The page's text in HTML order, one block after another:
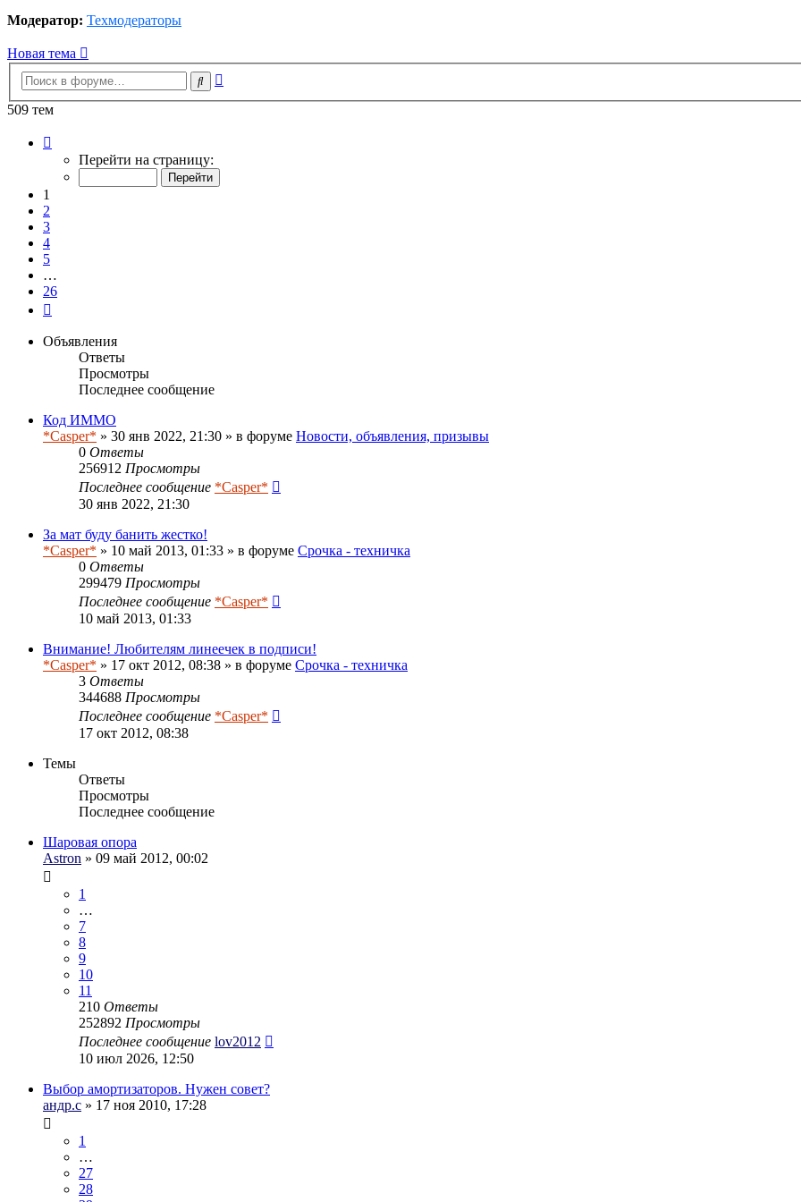
Модератор: Техмодераторы
Новая тема
Поиск
509 тем
Перейти на страницу:
1
2
3
4
5
…
26
Объявления
Ответы
Просмотры
Последнее сообщение
Код ИММО
*Casper* » 30 янв 2022, 21:30 » в форуме Новости, объявления, призывы
0 Ответы
256912 Просмотры
Последнее сообщение *Casper*
30 янв 2022, 21:30
За мат буду банить жестко!
*Casper* » 10 май 2013, 01:33 » в форуме Срочка - техничка
0 Ответы
299479 Просмотры
Последнее сообщение *Casper*
10 май 2013, 01:33
Внимание! Любителям линеечек в подписи!
*Casper* » 17 окт 2012, 08:38 » в форуме Срочка - техничка
3 Ответы
344688 Просмотры
Последнее сообщение *Casper*
17 окт 2012, 08:38
Темы
Ответы
Просмотры
Последнее сообщение
Шаровая опора
Astron » 09 май 2012, 00:02
1
…
7
8
9
10
11
210 Ответы
252892 Просмотры
Последнее сообщение lov2012
10 июл 2026, 12:50
Выбор амортизаторов. Нужен совет?
андр.с » 17 ноя 2010, 17:28
1
…
27
28